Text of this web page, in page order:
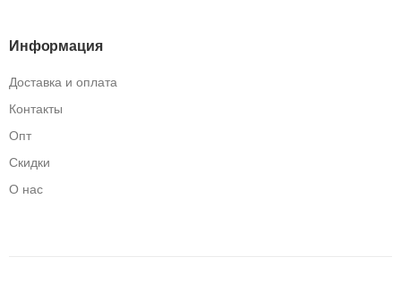
Информация
Доставка и оплата
Контакты
Опт
Скидки
О нас